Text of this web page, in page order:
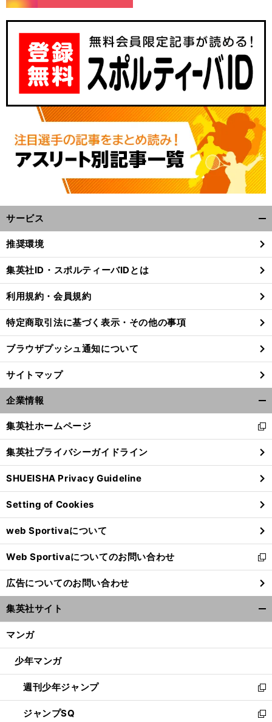
【
テ
】
、
ハ
」
サービス
閉
る
推奨環境
集英社ID・スポルティーバIDとは
利用規約・会員規約
特定商取引法に基づく表示・その他の事項
ブラウザプッシュ通知について
サイトマップ
企業情報
閉
る
集英社ホームページ
新
し
い
ウ
ィ
ン
ド
ウ
で
開
く
集英社プライバシーガイドライン
SHUEISHA Privacy Guideline
Setting of Cookies
web Sportivaについて
Web Sportivaについてのお問い合わせ
新
し
い
ウ
ィ
ン
ウ
開
く
広告についてのお問い合わせ
集英社サイト
マンガ
少年マンガ
週刊少年ジャンプ
新
し
い
ジャンプSQ
新